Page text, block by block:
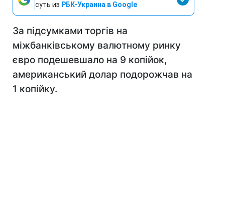
суть из РБК-Украина в Google
За підсумками торгів на
міжбанківському валютному ринку
євро подешевшало на 9 копійок,
американський долар подорожчав на
1 копійку.